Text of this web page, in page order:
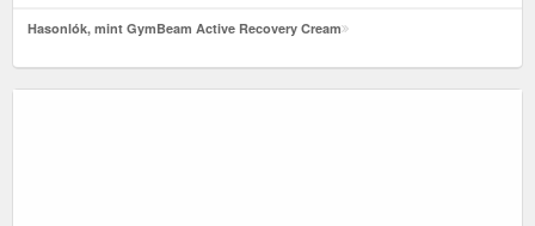
Hasonlók, mint GymBeam Active Recovery Cream